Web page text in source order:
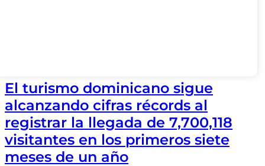
El turismo dominicano sigue
alcanzando cifras récords al
registrar la llegada de 7,700,118
visitantes en los primeros siete
meses de un año